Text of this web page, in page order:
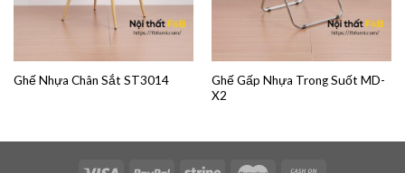
Ghế Nhựa Chân Sắt ST3014
Ghế Gấp Nhựa Trong Suốt MD-
X2